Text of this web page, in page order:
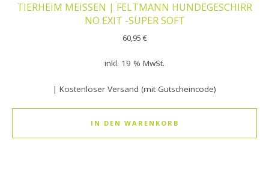
TIERHEIM MEISSEN | FELTMANN HUNDEGESCHIRR
NO EXIT -SUPER SOFT
60,95 €
inkl. 19 % MwSt.
| Kostenloser Versand (mit Gutscheincode)
IN DEN WARENKORB